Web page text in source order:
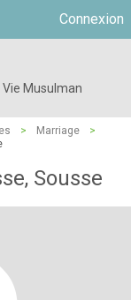
Connexion
Musulman
> Marriage
>
Sousse